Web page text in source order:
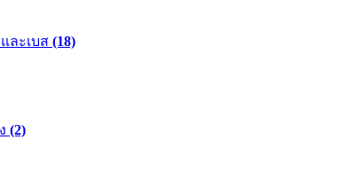
ละเบส (18)
(2)